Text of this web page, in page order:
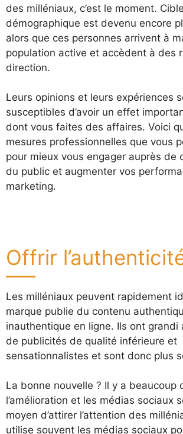
des milléniaux, c’est le moment.
démographique est devenu encore
alors que ces personnes arrivent à
population active et accèdent à des
direction.
Leurs opinions et leurs expériences
susceptibles d’avoir un effet
dont vous faites des affaires. Voici
mesures professionnelles que vous
pour mieux vous engager auprès de
du public et augmenter vos
marketing.
Offrir
Les milléniaux peuvent rapidement
marque publie du contenu
inauthentique en ligne. Ils ont grandi
de publicités de qualité inférieure et
sensationnalistes et sont donc plus
La bonne nouvelle ? Il y a beaucoup
l’amélioration et les médias sociaux
moyen d’attirer l’attention des
utilise souvent les médias sociaux